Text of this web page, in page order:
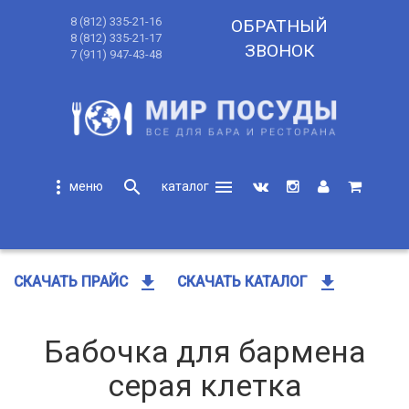
8 (812) 335-21-16
8 (812) 335-21-17
7 (911) 947-43-48
ОБРАТНЫЙ
ЗВОНОК
more_vert search
menu
СКАЧАТЬ ПРАЙС get_app СКАЧАТЬ КАТАЛОГ get_app
Бабочка для бармена
серая клетка